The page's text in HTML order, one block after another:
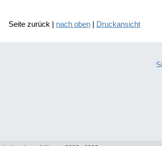
Seite zurück | nach oben| Druckansicht